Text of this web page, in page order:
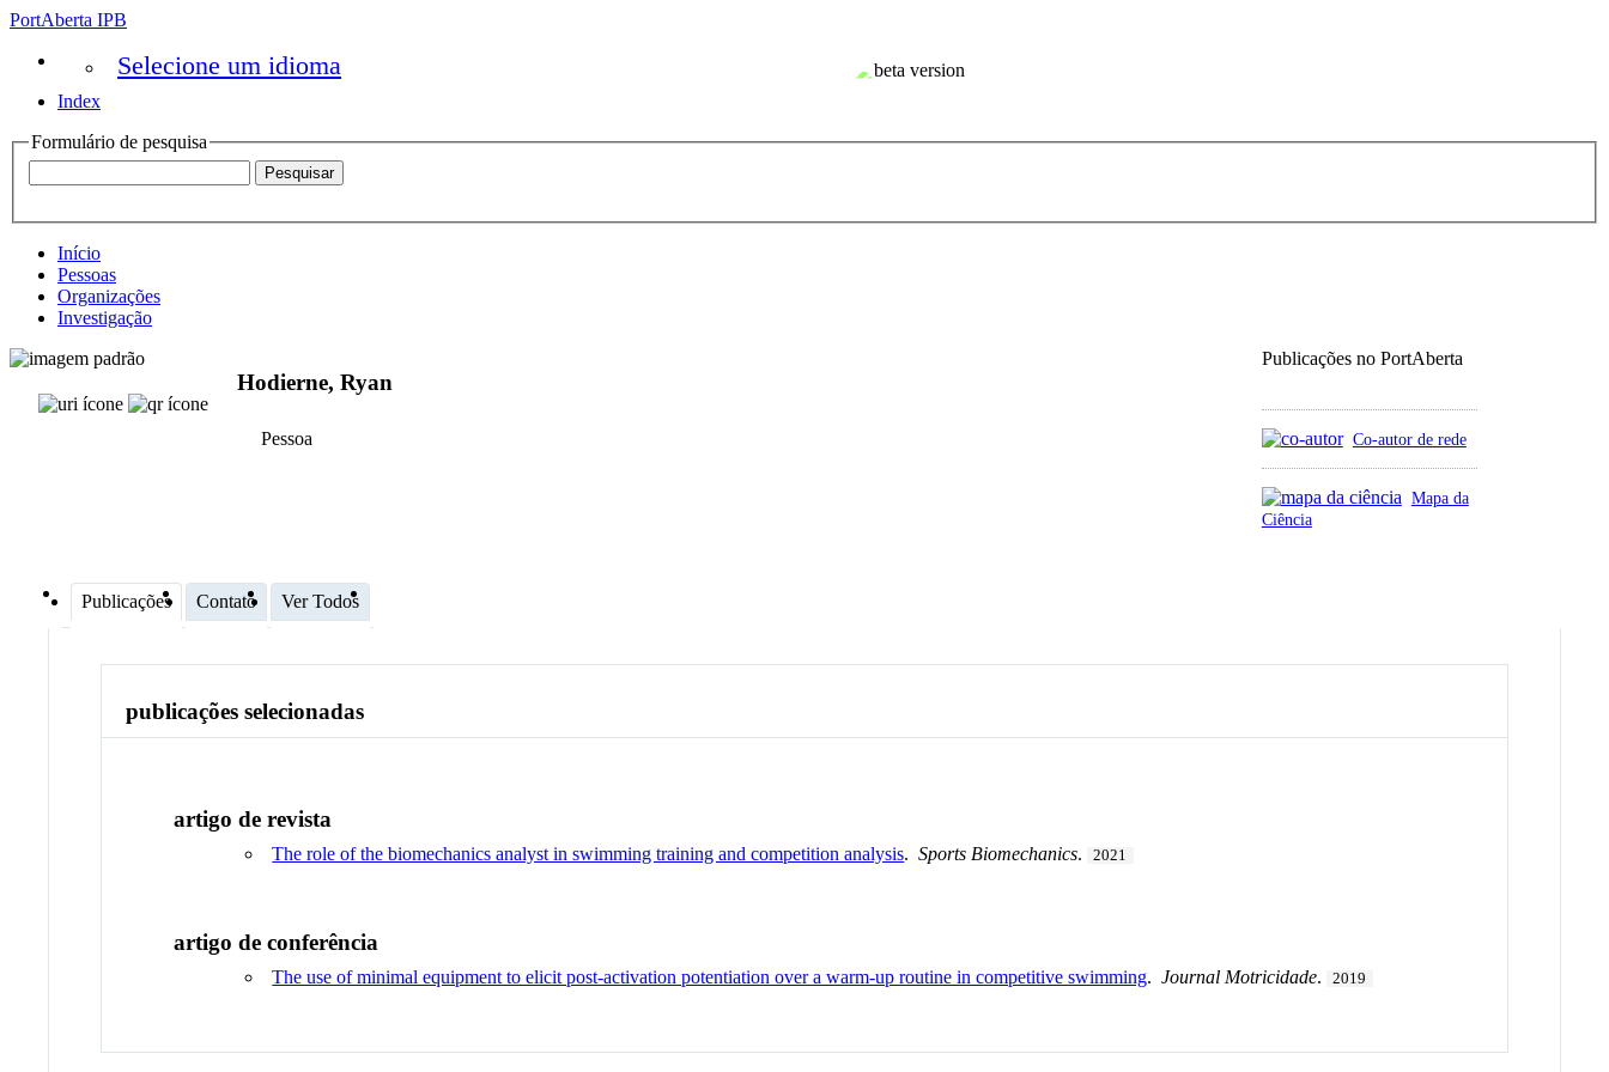
PortAberta IPB
Selecione um idioma
Index
Formulário de pesquisa
Início
Pessoas
Organizações
Investigação
Publicações no PortAberta
Co-autor de rede
Mapa da
Ciência
Hodierne, Ryan
Pessoa
Publicações Contato Ver Todos
publicações selecionadas
artigo de revista
The role of the biomechanics analyst in swimming training and competition analysis.Sports Biomechanics. 2021
artigo de conferência
The use of minimal equipment to elicit post-activation potentiation over a warm-up routine in competitive swimming.Journal Motricidade. 2019